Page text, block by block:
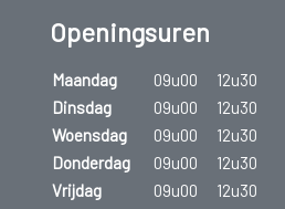
Openingsuren
Maandag 09u00 12u30
Dinsdag
09u00 12u30
Woensdag
09u00 12u30
Donderdag
09u00 12u30
Vrijdag
09u00 12u30